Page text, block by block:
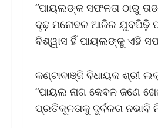
“ପାୟଲଙ୍କ ସଫଳତା ଠାରୁ
ଦୃଢ଼ ମନୋବଳ ଆଜିର ଯୁବପିଢ଼ି
ବିଶ୍ୱାସ ହିଁ ପାୟଲଙ୍କୁ ଏହି
କଣ୍ଟାବାଞ୍ଜି ବିଧାୟକ ଶ୍ରୀ
“ପାୟଲ ନାଗ କେବଳ ଜଣେ
ପ୍ରତିକୂଳତାକୁ ଦୁର୍ବଳତା